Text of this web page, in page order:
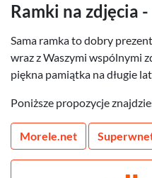
Ramki na zdjęcia
Sama ramka to dobry
wraz z Waszymi wspólnymi
piękna pamiątka na długie
Poniższe propozycje
Morele.net